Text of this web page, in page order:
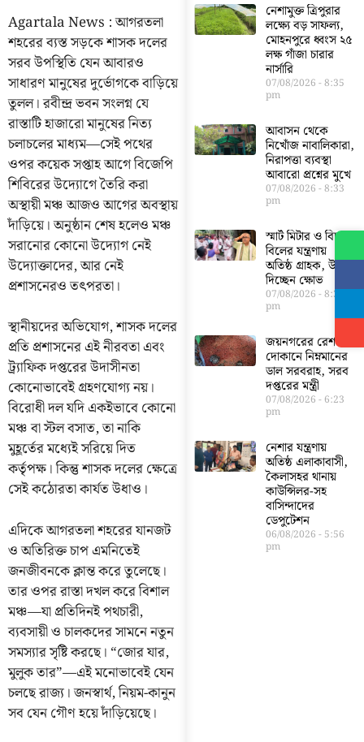
Agartala News : আগরতলা
শহরের ব্যস্ত সড়কে শাসক দলের
সরব উপস্থিতি যেন আবারও
সাধারণ মানুষের দুর্ভোগকে বাড়িয়ে
তুলল। রবীন্দ্র ভবন সংলগ্ন যে
রাস্তাটি হাজারো মানুষের নিত্য
চলাচলের মাধ্যম—সেই পথের
ওপর কয়েক সপ্তাহ আগে বিজেপি
শিবিরের উদ্যোগে তৈরি করা
অস্থায়ী মঞ্চ আজও আগের অবস্থায়
দাঁড়িয়ে। অনুষ্ঠান শেষ হলেও মঞ্চ
সরানোর কোনো উদ্যোগ নেই
উদ্যোক্তাদের, আর নেই
প্রশাসনেরও তৎপরতা।
স্থানীয়দের অভিযোগ, শাসক দলের
প্রতি প্রশাসনের এই নীরবতা এবং
ট্র্যাফিক দপ্তরের উদাসীনতা
কোনোভাবেই গ্রহণযোগ্য নয়।
বিরোধী দল যদি একইভাবে কোনো
মঞ্চ বা স্টল বসাত, তা নাকি
মুহূর্তের মধ্যেই সরিয়ে দিত
কর্তৃপক্ষ। কিন্তু শাসক দলের ক্ষেত্রে
সেই কঠোরতা কার্যত উধাও।
এদিকে আগরতলা শহরের যানজট
ও অতিরিক্ত চাপ এমনিতেই
জনজীবনকে ক্লান্ত করে তুলেছে।
তার ওপর রাস্তা দখল করে বিশাল
মঞ্চ—যা প্রতিদিনই পথচারী,
ব্যবসায়ী ও চালকদের সামনে নতুন
সমস্যার সৃষ্টি করছে। “জোর যার,
মুলুক তার”—এই মনোভাবেই যেন
চলছে রাজ্য। জনস্বার্থ, নিয়ম-কানুন
সব যেন গৌণ হয়ে দাঁড়িয়েছে।
নেশামুক্ত ত্রিপুরার
লক্ষ্যে বড় সাফল্য,
মোহনপুরে ধ্বংস ২৫
লক্ষ গাঁজা চারার
নার্সারি
07/08/2026 8:35
pm
আবাসন থেকে
নিখোঁজ নাবালিকারা,
নিরাপত্তা ব্যবস্থা
আবারো প্রশ্নের মুখে
07/08/2026 8:33
pm
স্মার্ট মিটার ও বিদ্যুৎ
বিলের যন্ত্রণায়
অতিষ্ঠ গ্রাহক, উগড়ে
দিচ্ছেন ক্ষোভ
07/08/2026 8:30
pm
জয়নগরের রেশন
দোকানে নিম্নমানের
ডাল সরবরাহ, সরব
দপ্তরের মন্ত্রী
07/08/2026 6:23
pm
নেশার যন্ত্রণায়
অতিষ্ঠ এলাকাবাসী,
কৈলাসহর থানায়
কাউন্সিলর-সহ
বাসিন্দাদের
ডেপুটেশন
06/08/2026 5:56
pm